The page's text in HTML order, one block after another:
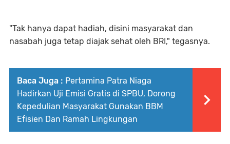
"Tak hanya dapat hadiah, disini masyarakat dan
nasabah juga tetap diajak sehat oleh BRI," tegasnya.
Baca Juga : Pertamina Patra Niaga
Hadirkan Uji Emisi Gratis di SPBU, Dorong
Kepedulian Masyarakat Gunakan BBM
Efisien Dan Ramah Lingkungan